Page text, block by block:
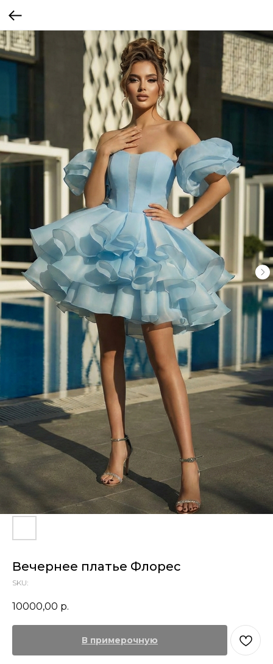
Вечернее платье Флорес
SKU:
10000,00 р.
В примерочную